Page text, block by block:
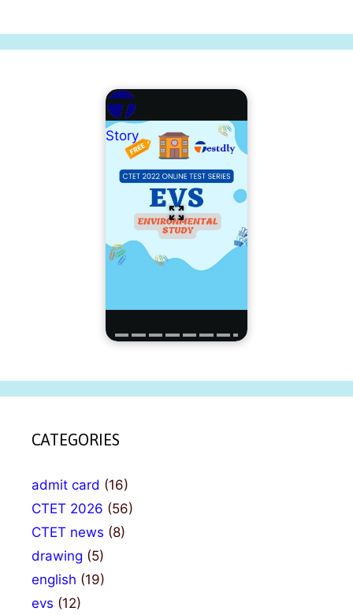
Story
CATEGORIES
admit card (16)
CTET 2026 (56)
CTET news (8)
drawing (5)
english (19)
evs (12)